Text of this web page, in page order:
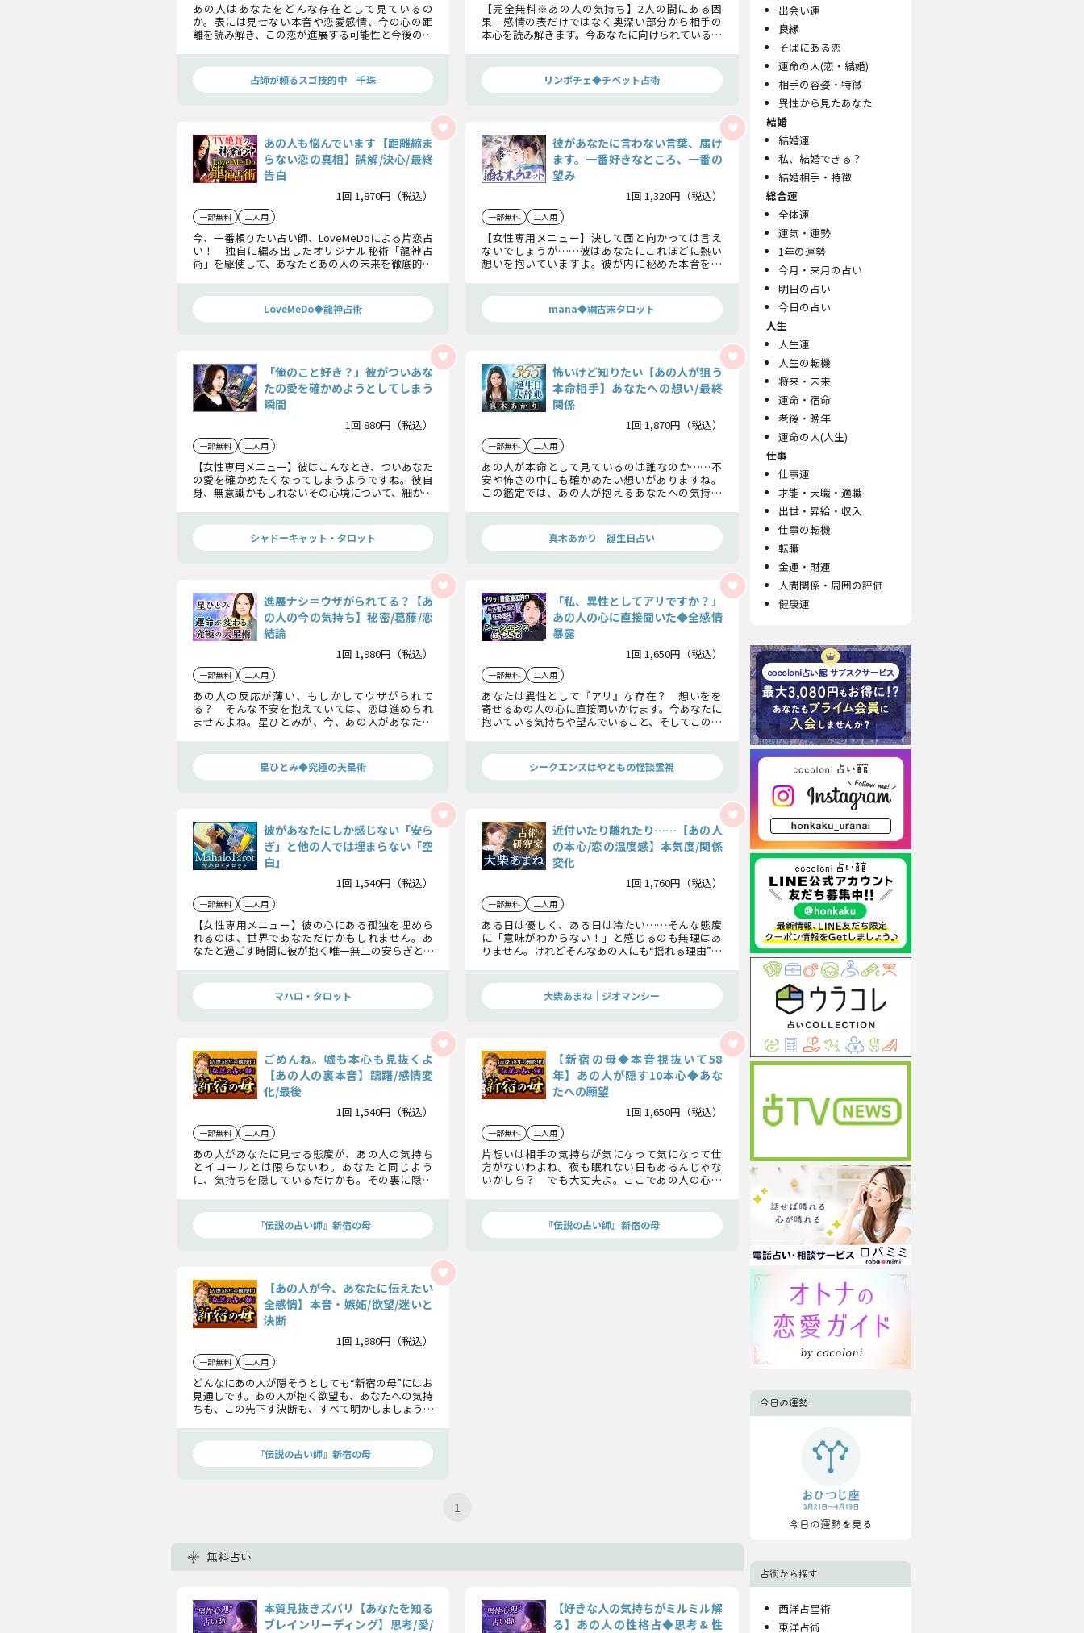
あの人はあなたをどんな存在として見ているの
か。表には見せない本音や恋愛感情、今の心の距
離を読み解き、この恋が進展する可能性と今後の行
占師が頼るスゴ技的中 千珠
【完全無料※あの人の気持ち】2人の間にある因
果…感情の表だけではなく奥深い部分から相手の
本心を読み解きます。今あなたに向けられている関
リンポチェ◆チベット占術
あの人も悩んでいます【距離縮ま
らない恋の真相】誤解/決心/最終
告白
1回 1,870円（税込）
一部無料 二人用
今、一番頼りたい占い師、LoveMeDoによる片恋占
い！ 独自に編み出したオリジナル秘術「龍神占
術」を駆使して、あなたとあの人の未来を徹底的に
LoveMeDo◆龍神占術
彼があなたに言わない言葉、届け
ます。一番好きなところ、一番の
望み
1回 1,320円（税込）
一部無料 二人用
【女性専用メニュー】決して面と向かっては言え
ないでしょうが……彼はあなたにこれほどに熱い
想いを抱いていますよ。彼が内に秘めた本音を知
mana◆禰古末タロット
「俺のこと好き？」彼がついあな
たの愛を確かめようとしてしまう
瞬間
1回 880円（税込）
一部無料 二人用
【女性専用メニュー】彼はこんなとき、ついあなた
の愛を確かめたくなってしまうようですね。彼自
身、無意識かもしれないその心境について、細かく
シャドーキャット・タロット
怖いけど知りたい【あの人が狙う
本命相手】あなたへの想い/最終
関係
1回 1,870円（税込）
一部無料 二人用
あの人が本命として見ているのは誰なのか……不
安や怖さの中にも確かめたい想いがありますね。
この鑑定では、あの人が抱えるあなたへの気持ち
真木あかり｜誕生日占い
進展ナシ＝ウザがられてる？【あ
の人の今の気持ち】秘密/葛藤/恋
結論
1回 1,980円（税込）
一部無料 二人用
あの人の反応が薄い、もしかしてウザがられて
る？ そんな不安を抱えていては、恋は進められ
ませんよね。星ひとみが、今、あの人があなたに
ししますよ。
星ひとみ◆究極の天星術
「私、異性としてアリですか？」
あの人の心に直接聞いた◆全感情
暴露
1回 1,650円（税込）
一部無料 二人用
あなたは異性として『アリ』な存在？ 想いをを
寄せるあの人の心に直接問いかけます。今あなたに
抱いている気持ちや望んでいること、そしてこの先
シークエンスはやともの怪談霊視
彼があなたにしか感じない「安ら
ぎ」と他の人では埋まらない「空
白」
1回 1,540円（税込）
一部無料 二人用
【女性専用メニュー】彼の心にある孤独を埋めら
れるのは、世界であなただけかもしれません。あ
なたと過ごす時間に彼が抱く唯一無二の安らぎと、
マハロ・タロット
近付いたり離れたり……【あの人
の本心/恋の温度感】本気度/関係
変化
1回 1,760円（税込）
一部無料 二人用
ある日は優しく、ある日は冷たい……そんな態度
に「意味がわからない！」と感じるのも無理はあ
りません。けれどそんなあの人にも“揺れる理由”が
大柴あまね｜ジオマンシー
ごめんね。嘘も本心も見抜くよ
【あの人の裏本音】躊躇/感情変
化/最後
1回 1,540円（税込）
一部無料 二人用
あの人があなたに見せる態度が、あの人の気持ち
とイコールとは限らないわ。あなたと同じよう
に、気持ちを隠しているだけかも。その裏に隠さ
『伝説の占い師』新宿の母
【新宿の母◆本音視抜いて58
年】あの人が隠す10本心◆あな
たへの願望
1回 1,650円（税込）
一部無料 二人用
片想いは相手の気持ちが気になって気になって仕
方がないわよね。夜も眠れない日もあるんじゃな
いかしら？ でも大丈夫よ。ここであの人の心の
『伝説の占い師』新宿の母
【あの人が今、あなたに伝えたい
全感情】本音・嫉妬/欲望/迷いと
決断
1回 1,980円（税込）
一部無料 二人用
どんなにあの人が隠そうとしても“新宿の母”にはお
見通しです。あの人が抱く欲望も、あなたへの気持
ちも、この先下す決断も、すべて明かしましょう。
『伝説の占い師』新宿の母
1
無料占い
本質見抜きズバリ【あなたを知る
ブレインリーディング】思考/愛/
【好きな人の気持ちがミルミル解
る】あの人の性格占◆思考＆性
出会い運
良縁
そばにある恋
運命の人(恋・結婚)
相手の容姿・特徴
異性から見たあなた
結婚
結婚運
私、結婚できる？
結婚相手・特徴
総合運
全体運
運気・運勢
1年の運勢
今月・来月の占い
明日の占い
今日の占い
人生
人生運
人生の転機
将来・未来
運命・宿命
老後・晩年
運命の人(人生)
仕事
仕事運
才能・天職・適職
出世・昇給・収入
仕事の転機
転職
金運・財運
人間関係・周囲の評価
健康運
今日の運勢
今日の運勢を見る
占術から探す
西洋占星術
東洋占術